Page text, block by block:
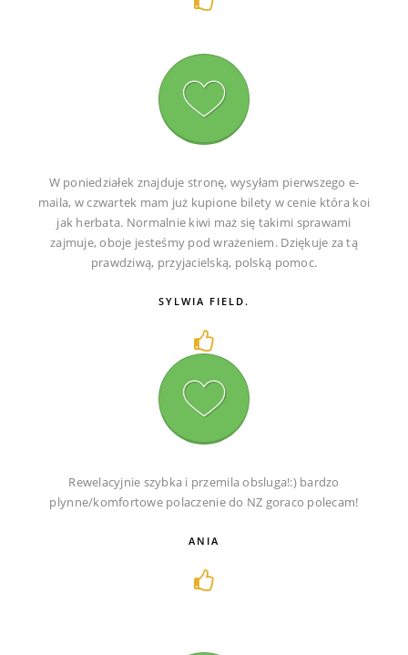
W poniedziałek znajduje stronę, wysyłam pierwszego e-
maila, w czwartek mam już kupione bilety w cenie która koi
jak herbata. Normalnie kiwi maż się takimi sprawami
zajmuje, oboje jesteśmy pod wrażeniem. Dziękuje za tą
prawdziwą, przyjacielską, polską pomoc.
SYLWIA FIELD.
Rewelacyjnie szybka i przemila obsluga!:) bardzo
plynne/komfortowe polaczenie do NZ goraco polecam!
ANIA